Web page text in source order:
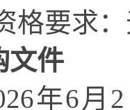
格要求：
文件
年6月 2